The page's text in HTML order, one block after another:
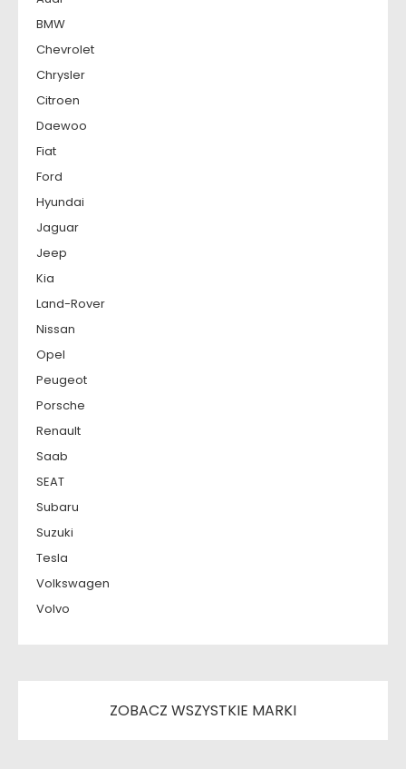
BMW
Chevrolet
Chrysler
Citroen
Daewoo
Fiat
Ford
Hyundai
Jaguar
Jeep
Kia
Land-Rover
Nissan
Opel
Peugeot
Porsche
Renault
Saab
SEAT
Subaru
Suzuki
Tesla
Volkswagen
Volvo
ZOBACZ WSZYSTKIE MARKI